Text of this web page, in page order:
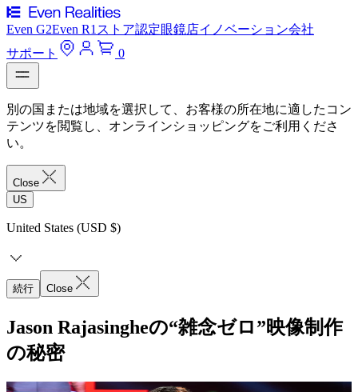
Even G2Even R1 ストア認定眼鏡店イノベーション会社
サポート
0
別の国または地域を選択して、お客様の所在地に適したコン
テンツを閲覧し、オンラインショッピングをご利用くださ
い。
Close
US
United States (USD $)
続行 Close
Jason Rajasingheの“雑念ゼロ”映像制作
の秘密